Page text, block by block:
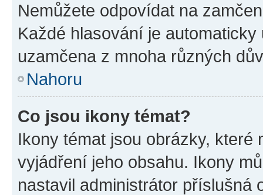
Nemůžete odpovídat na
Každé hlasování je
uzamčena z mnoha různých
Nahoru
Co jsou ikony témat?
Ikony témat jsou obrázky,
vyjádření jeho obsahu. Ikony
nastavil administrátor příslušná